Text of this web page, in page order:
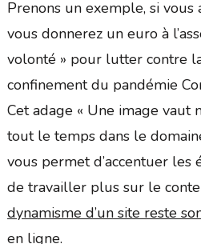
Prenons un exemple, si vous
vous donnerez un euro à
volonté » pour lutter contre
confinement du pandémie
Cet adage « Une image vaut
tout le temps dans le
vous permet d’accentuer les
de travailler plus sur le
dynamisme d’un site reste
en ligne.